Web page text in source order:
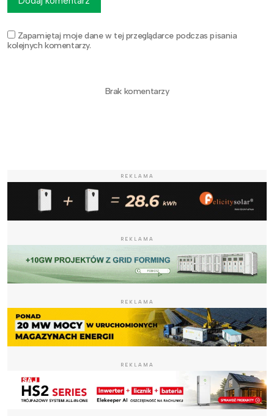
Zapamiętaj moje dane w tej przeglądarce podczas pisania
kolejnych komentarzy.
Brak komentarzy
REKLAMA
REKLAMA
REKLAMA
REKLAMA